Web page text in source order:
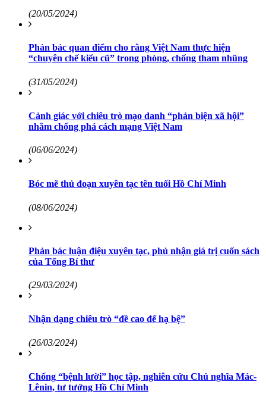
(20/05/2024)
Phản bác quan điểm cho rằng Việt Nam thực hiện
“chuyên chế kiểu cũ” trong phòng, chống tham nhũng
(31/05/2024)
Cảnh giác với chiêu trò mạo danh “phản biện xã hội”
nhằm chống phá cách mạng Việt Nam
(06/06/2024)
Bóc mẽ thủ đoạn xuyên tạc tên tuổi Hồ Chí Minh
(08/06/2024)
Phản bác luận điệu xuyên tạc, phủ nhận giá trị cuốn sách
của Tổng Bí thư
(29/03/2024)
Nhận dạng chiêu trò “đề cao để hạ bệ”
(26/03/2024)
Chống “bệnh lười” học tập, nghiên cứu Chủ nghĩa Mác-
Lênin, tư tưởng Hồ Chí Minh